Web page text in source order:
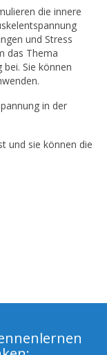
die innere
und Stress
das Thema
bei. Sie können
in der
und sie können die